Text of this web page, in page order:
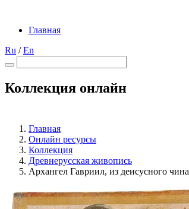
Главная
Ru /En
Коллекция онлайн
Главная
Онлайн ресурсы
Коллекция
Древнерусская живопись
Архангел Гавриил, из деисусного чина